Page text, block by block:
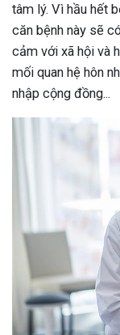
tâm lý. Vì hầu hết
căn bệnh này sẽ
cảm với xã hội và
mối quan hệ hôn
nhập cộng đồng...